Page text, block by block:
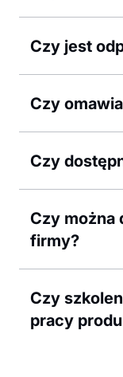
Czy jest
Czy
Czy
Czy można
firmy?
Czy
pracy